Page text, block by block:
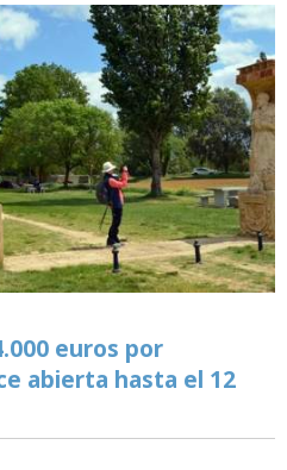
euros por
abierta hasta el 12